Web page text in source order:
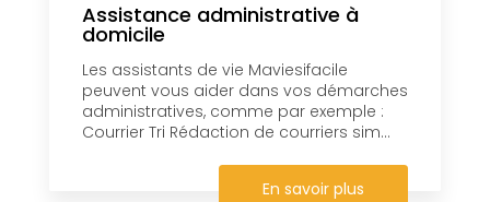
Assistance administrative à
domicile
Les assistants de vie Maviesifacile
peuvent vous aider dans vos démarches
administratives, comme par exemple :
Courrier Tri Rédaction de courriers sim...
En savoir plus